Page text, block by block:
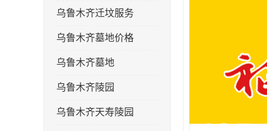
乌鲁木齐迁坟服务
乌鲁木齐墓地价格
乌鲁木齐墓地
乌鲁木齐陵园
乌鲁木齐天寿陵园